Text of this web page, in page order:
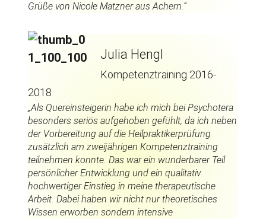
Grüße von Nicole Matzner aus Achern.“
Julia Hengl
Kompetenztraining 2016-
2018
„Als Quereinsteigerin habe ich mich bei Psychotera
besonders seriös aufgehoben gefühlt, da ich neben
der Vorbereitung auf die Heilpraktikerprüfung
zusätzlich am zweijährigen Kompetenztraining
teilnehmen konnte. Das war ein wunderbarer Teil
persönlicher Entwicklung und ein qualitativ
hochwertiger Einstieg in meine therapeutische
Arbeit. Dabei haben wir nicht nur theoretisches
Wissen erworben sondern intensive